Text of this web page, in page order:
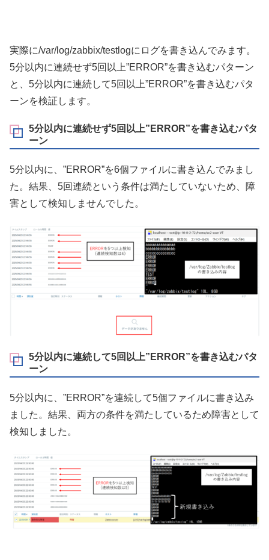
実際に/var/log/zabbix/testlogにログを書き込んでみます。
5分以内に連続せず5回以上”ERROR”を書き込むパターン
と、5分以内に連続して5回以上”ERROR”を書き込むパタ
ーンを検証します。
5分以内に連続せず5回以上”ERROR”を書き込むパタ
ーン
5分以内に、”ERROR”を6個ファイルに書き込んでみまし
た。結果、5回連続という条件は満たしていないため、障
害として検知しませんでした。
5分以内に連続して5回以上”ERROR”を書き込むパタ
ーン
5分以内に、”ERROR”を連続して5個ファイルに書き込み
ました。結果、両方の条件を満たしているため障害として
検知しました。